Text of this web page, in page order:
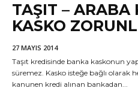
TAŞIT – ARABA
KASKO
27 MAYIS 2014
Taşıt kredisinde banka kaskonun
süremez. Kasko isteğe bağlı olarak herhangi bir yerden yaptırılabilir,
kanunen kredi alınan bankadan...